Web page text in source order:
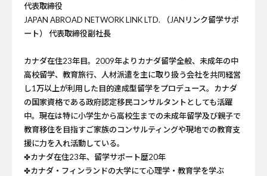
代表取締役
JAPAN ABROAD NETWORK LINK LTD. （JANリンク留学サポ
ート） 代表取締役副社長
カナダ在住23年目。2009年よりカナダ留学全般、未成年の中
高校留学、教育旅行、人材派遣を主に取り扱う会社を共同経営
し1万以上が利用した目的達成型留学をプロデュース。カナダ
の国家資格である政府認定移民コンサルタントとしても活躍
中。現在は特に小学生から高校生までの未成年留学及び親子で
教育移住を目指すご家族のコンサルティングや現地での教育支
援に力を入れ活動している。
✤カナダ在住23年、留学サポート歴20年
✤カナダ・フィンランドの大学にて心理学・教育学を学ぶ